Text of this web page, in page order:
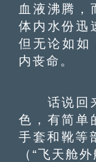
血液沸腾，
体内水份迅
但无论如如
内丧命。
话说回来
色，有简单
手套和靴等
（“飞天舱